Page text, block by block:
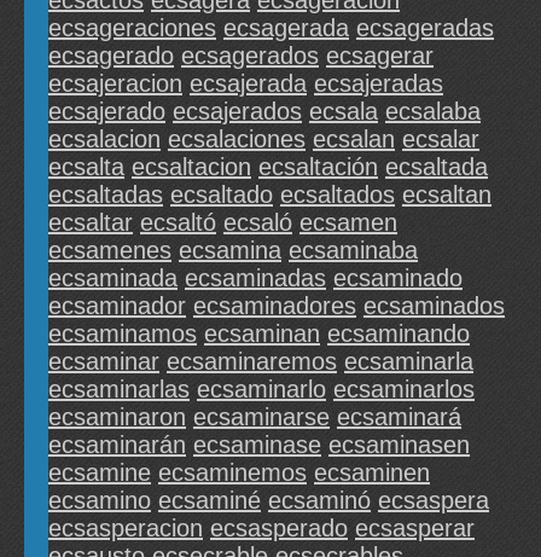
ecsageraciones ecsagerada ecsageradas
ecsagerado ecsagerados ecsagerar
ecsajeracion ecsajerada ecsajeradas
ecsajerado ecsajerados ecsala ecsalaba
ecsalacion ecsalaciones ecsalan ecsalar
ecsalta ecsaltacion ecsaltación ecsaltada
ecsaltadas ecsaltado ecsaltados ecsaltan
ecsaltar ecsaltó ecsaló ecsamen
ecsamenes ecsamina ecsaminaba
ecsaminada ecsaminadas ecsaminado
ecsaminador ecsaminadores ecsaminados
ecsaminamos ecsaminan ecsaminando
ecsaminar ecsaminaremos ecsaminarla
ecsaminarlas ecsaminarlo ecsaminarlos
ecsaminaron ecsaminarse ecsaminará
ecsaminarán ecsaminase ecsaminasen
ecsamine ecsaminemos ecsaminen
ecsamino ecsaminé ecsaminó ecsaspera
ecsasperacion ecsasperado ecsasperar